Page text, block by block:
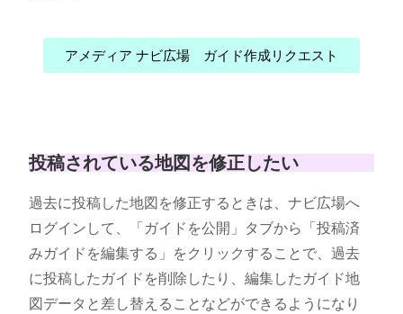
アメディア ナビ広場 ガイド作成リクエスト
投稿されている地図を修正したい
過去に投稿した地図を修正するときは、ナビ広場へ
ログインして、「ガイドを公開」タブから「投稿済
みガイドを編集する」をクリックすることで、過去
に投稿したガイドを削除したり、編集したガイド地
図データと差し替えることなどができるようになり